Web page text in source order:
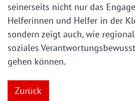
seinerseits nicht nur das
Helferinnen und Helfer in der
sondern zeigt auch, wie
soziales
gehen können.
Zurück